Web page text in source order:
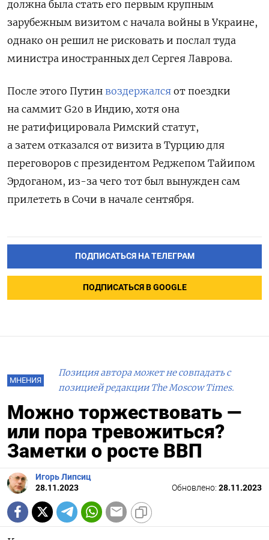
должна была стать его первым крупным
зарубежным визитом с начала войны в Украине,
однако он решил не рисковать и послал туда
министра иностранных дел Сергея Лаврова.
После этого Путин воздержался от поездки
на саммит G20 в Индию, хотя она
не ратифицировала Римский статут,
а затем отказался от визита в Турцию для
переговоров с президентом Реджепом Тайипом
Эрдоганом, из-за чего тот был вынужден сам
прилететь в Сочи в начале сентября.
ПОДПИСАТЬСЯ НА ТЕЛЕГРАМ
ПОДПИСАТЬСЯ В GOOGLE
МНЕНИЯ
Позиция автора может не совпадать с
позицией редакции The Moscow Times.
Можно торжествовать —
или пора тревожиться?
Заметки о росте ВВП
Игорь Липсиц
28.11.2023
Обновлено: 28.11.2023